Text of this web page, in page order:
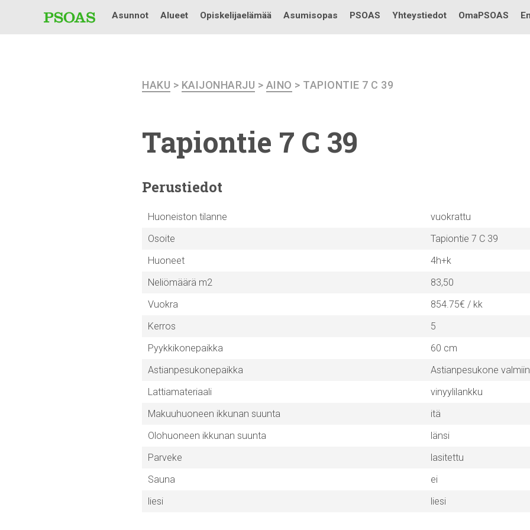
Testi
Asunnot Alueet Opiskelijaelämää Asumisopas PSOAS Yhteystiedot OmaPSOAS
HAKU > KAIJONHARJU > AINO > TAPIONTIE 7 C 39
Tapiontie 7 C 39
Perustiedot
Huoneiston tilanne
vuokrattu
Osoite
Tapiontie 7 C 39
Huoneet
4h+k
Neliömäärä m2
83,50
Vuokra
854.75€ / kk
Kerros
5
Pyykkikonepaikka
60 cm
Astianpesukonepaikka
Astianpesukone
Lattiamateriaali
vinyylilankku
Makuuhuoneen ikkunan suunta
itä
Olohuoneen ikkunan suunta
länsi
Parveke
lasitettu
Sauna
ei
liesi
liesi